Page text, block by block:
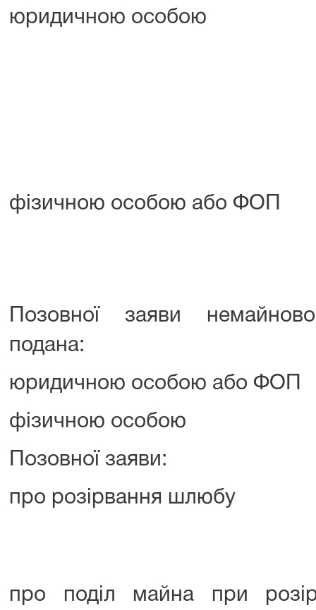
юридичною особою
фізичною особою або ФОП
Позовної заяви
подана:
юридичною особою або ФОП
фізичною особою
Позовної заяви:
про розірвання шлюбу
про поділ майна при